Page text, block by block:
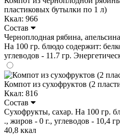
пластиковых бутылки по 1 л)
Ккал: 966
Состав
Черноплодная рябина,
На 100 гр. блюдо содержит:
углеводов - 11.7 гр.
Компот из сухофруктов (2
Ккал: 816
Состав
Сухофрукты, сахар. На 100 гр.
., жиров - 0 г., углеводов - 10,4
40,8 ккал